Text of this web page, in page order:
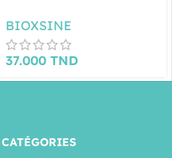
BIOXSINE
37.000 TND
CATÉGORIES